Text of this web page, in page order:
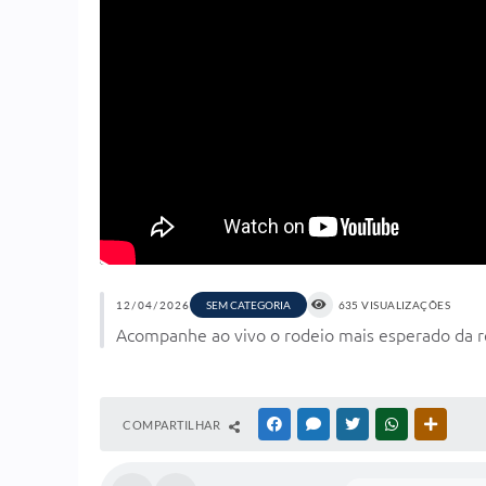
12/04/2026 SEM CATEGORIA 635 VISUALIZAÇÕES
Acompanhe ao vivo o rodeio mais esperado da
COMPARTILHAR FACEBOOKMESSENGER
TWITTERWHATSAPP